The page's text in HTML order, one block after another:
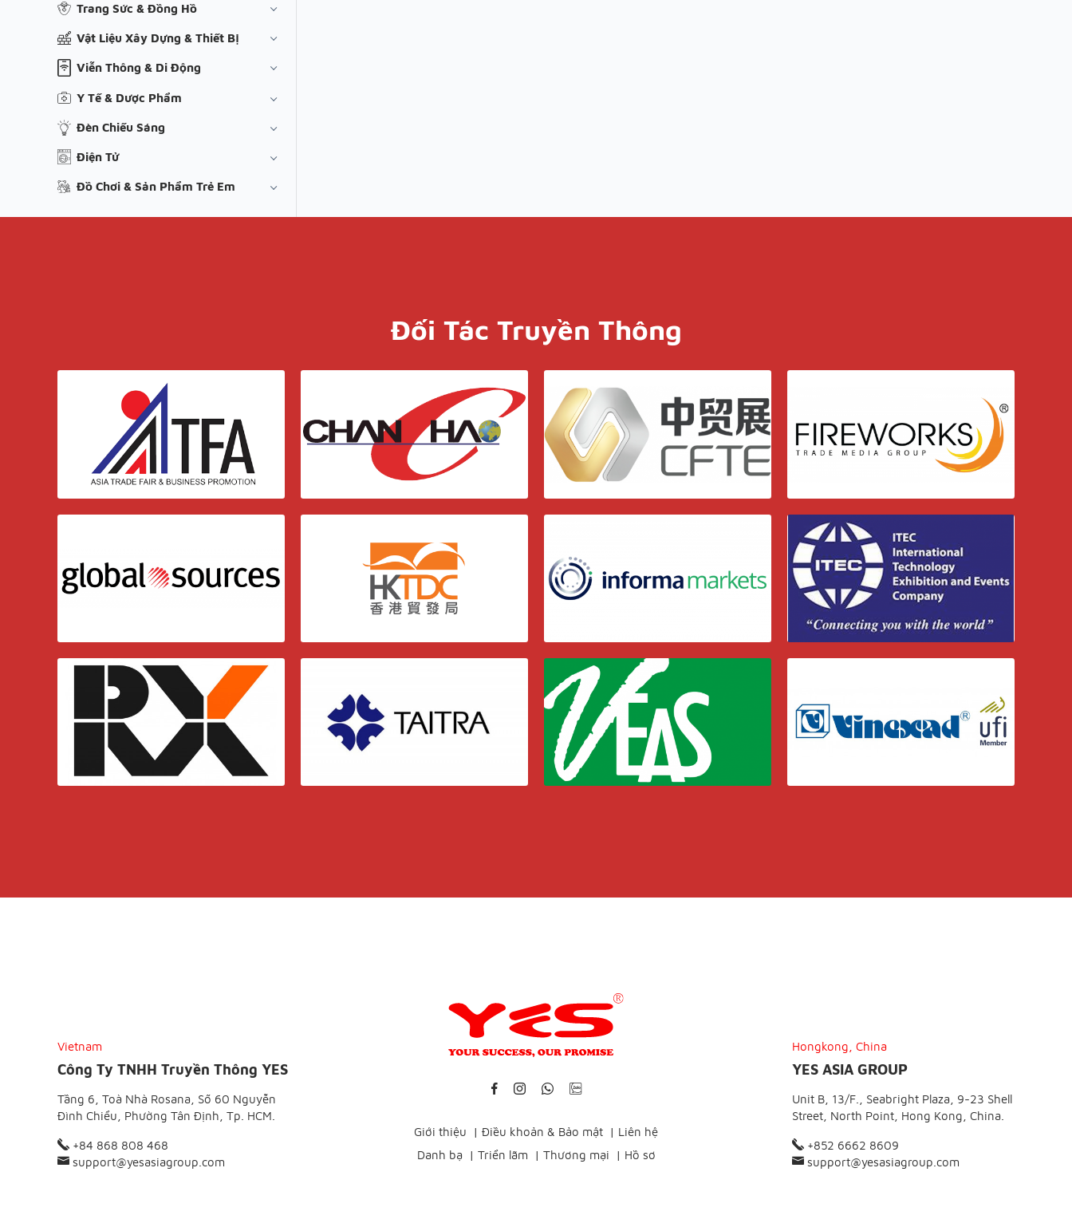
Trang Sức & Đồng Hồ
Vật Liệu Xây Dựng & Thiết Bị
Viễn Thông & Di Động
Y Tế & Dược Phẩm
Đèn Chiếu Sáng
Điện Tử
Đồ Chơi & Sản Phẩm Trẻ Em
Đối Tác Truyền Thông
Vietnam
Công Ty TNHH Truyền Thông YES
Tầng 6, Toà Nhà Rosana, Số 60 Nguyễn
Đình Chiểu, Phường Tân Định, Tp. HCM.
+84 868 808 468
support@yesasiagroup.com
Giới thiệu | Điều khoản & Bảo mật | Liên hệ
Danh bạ
| Triển lãm | Thương mại | Hồ sơ
Hongkong, China
YES ASIA GROUP
Unit B, 13/F., Seabright Plaza, 9-23 Shell
Street, North Point, Hong Kong, China.
+852 6662 8609
support@yesasiagroup.com